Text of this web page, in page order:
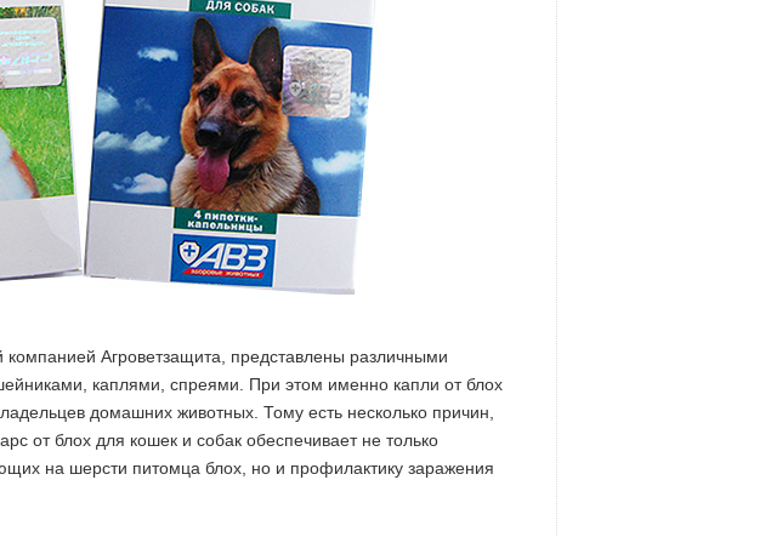
Агроветзащита, представлены различными
каплями, спреями. При этом именно капли от блох
домашних животных. Тому есть несколько причин,
от блох для кошек и собак обеспечивает не только
на шерсти питомца блох, но и профилактику заражения